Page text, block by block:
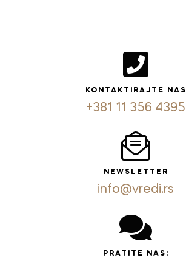
KONTAKTIRAJTE NAS
+381 11 356 4395
NEWSLETTER
info@vredi.rs
PRATITE NAS: